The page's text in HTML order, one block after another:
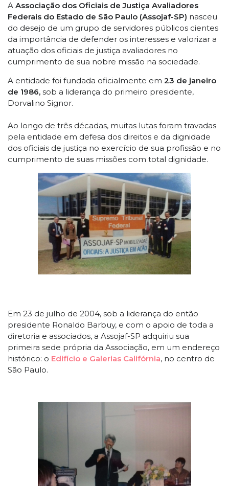
A Associação dos Oficiais de Justiça Avaliadores
Federais do Estado de São Paulo (Assojaf-SP) nasceu
do desejo de um grupo de servidores públicos cientes
da importância de defender os interesses e valorizar a
atuação dos oficiais de justiça avaliadores no
cumprimento de sua nobre missão na sociedade.
A entidade foi fundada oficialmente em 23 de janeiro
de 1986, sob a liderança do primeiro presidente,
Dorvalino Signor.
Ao longo de três décadas, muitas lutas foram travadas
pela entidade em defesa dos direitos e da dignidade
dos oficiais de justiça no exercício de sua profissão e no
cumprimento de suas missões com total dignidade.
Em 23 de julho de 2004, sob a liderança do então
presidente Ronaldo Barbuy, e com o apoio de toda a
diretoria e associados, a Assojaf-SP adquiriu sua
primeira sede própria da Associação, em um endereço
histórico: o Edifício e Galerias Califórnia, no centro de
São Paulo.